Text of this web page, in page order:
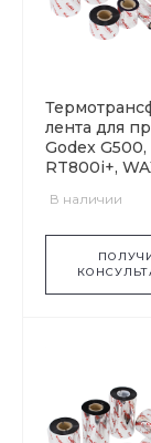
лента для
Godex
RT800i+,
В наличии